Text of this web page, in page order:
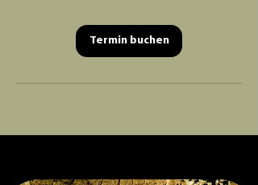
d
-
1
t
n
Termin buchen